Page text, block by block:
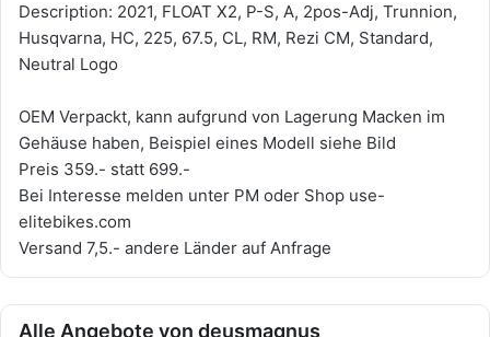
Description: 2021, FLOAT X2, P-S, A, 2pos-Adj, Trunnion,
Husqvarna, HC, 225, 67.5, CL, RM, Rezi CM, Standard,
Neutral Logo
OEM Verpackt, kann aufgrund von Lagerung Macken im
Gehäuse haben, Beispiel eines Modell siehe Bild
Preis 359.- statt 699.-
Bei Interesse melden unter PM oder Shop use-
elitebikes.com
Versand 7,5.- andere Länder auf Anfrage
Alle Angebote von deusmagnus